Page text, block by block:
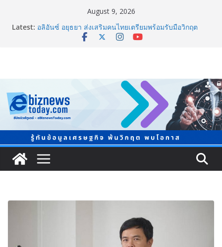
August 9, 2026
Latest: อลิอันซ์ อยุธยา ส่งเสริมคนไทยเตรียมพร้อมรับมือวิกฤต
เปิดพื้นที่ “Level Up the Care by Allianz Ayudhya
พันธมิตร ปั้นผู้ประกอบการไทยสู่ตลาดโลก คาดเงินสะพัด
LORDNINE จัดศึกคนดังสายเกม ไทย ปะทะ ฟิลิปปินส์ ใน
“Rise of the Tenth Lord” เปิดสงครามกิลด์ข้ามประเทศ
ฉลองเซิร์ฟเวอร์ใหม่ เฮเลนา
แพทย์เผย โรคไม่ติดต่อเรื้อรัง NCDs คร่าชีวิตคนไทยก่อน
วัยอันควร ทำสูญเสียทางเศรษฐกิจมหาศาล 1.6 ล้านล้าน
บาทต่อปี
ภาครัฐ-เอกชนจับมือสัมมนาใหญ่ ยกระดับอุตสาหกรรมเซ
รามิกไทยสู่สากล พร้อมชวนผู้ประกอบไทยร่วมงาน